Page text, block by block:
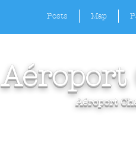
Posts Map
Aéroport
Aéroport